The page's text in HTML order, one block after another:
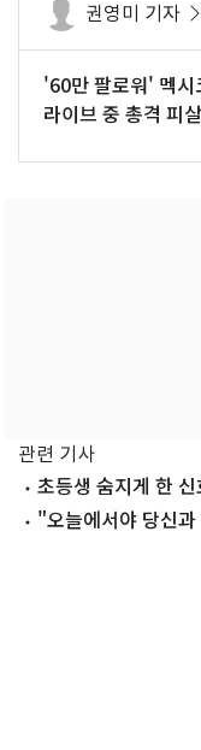
권영미 기자
'60만 팔로워' 멕시
라이브 중 총격 피살
관련 기사
초등생 숨지게 한
등신대와 결혼[주간
"오늘에서야 당신